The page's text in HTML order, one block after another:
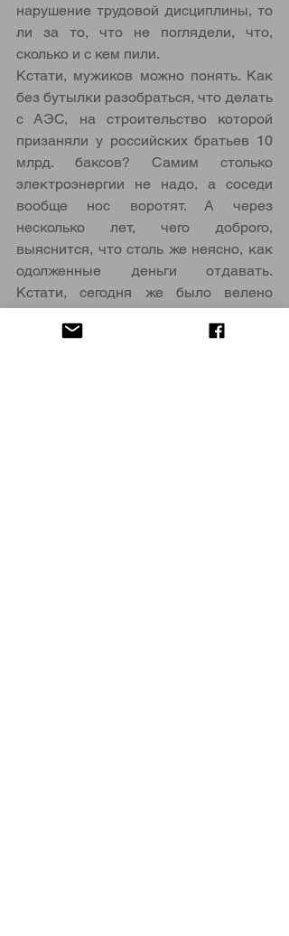
нарушение трудовой дисциплины, то
ли за то, что не поглядели, что,
сколько и с кем пили.
Кстати, мужиков можно понять. Как
без бутылки разобраться, что делать
с АЭС, на строительство которой
призаняли у российских братьев 10
млрд. баксов? Самим столько
электроэнергии не надо, а соседи
вообще нос воротят. А через
несколько лет, чего доброго,
выяснится, что столь же неясно, как
одолженные деньги отдавать.
Кстати, сегодня же было велено
оставить будущим поколениям
Беларусь без долгов. Так что